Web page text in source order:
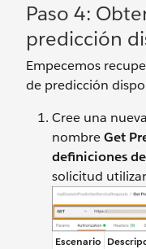
Paso 4:
predicción
Empecemos
de predicción
Cree una
nombreGet
definiciones
solicitud
Escenario